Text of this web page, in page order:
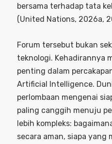
bersama terhadap tata
(United Nations, 2026a,
Forum tersebut bukan
teknologi. Kehadirannya
penting dalam
Artificial Intelligence.
perlombaan mengenai
paling canggih menuju
lebih kompleks:
secara aman, siapa yang